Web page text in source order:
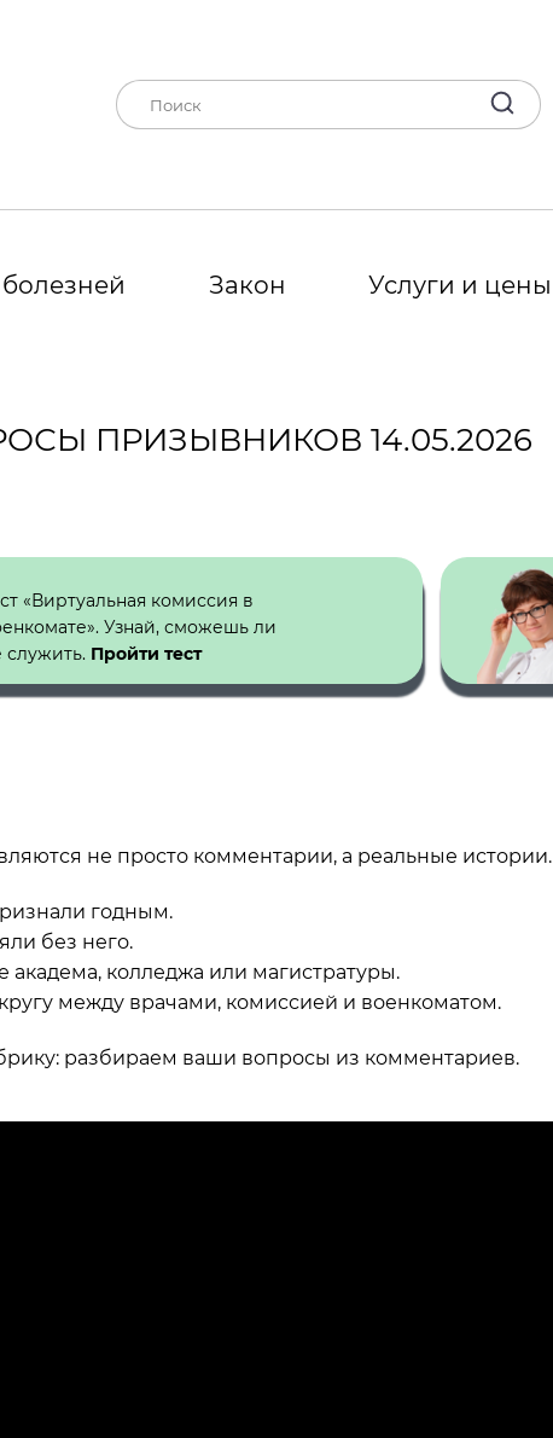
Закон Услуги и цены
ПРИЗЫВНИКОВ 14.05.2026
«Виртуальная комиссия в
Узнай, сможешь ли
служить. Пройти тест
не просто комментарии, а реальные истории.
годным.
без него.
академа, колледжа или магистратуры.
между врачами, комиссией и военкоматом.
разбираем ваши вопросы из комментариев.